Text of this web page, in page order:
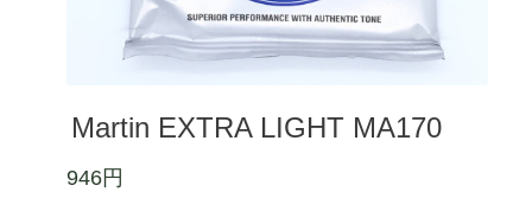
Martin EXTRA LIGHT MA170
946円